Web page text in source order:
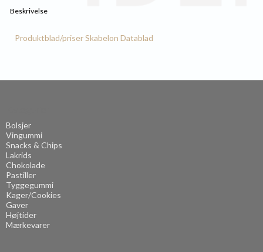
Beskrivelse
Produktblad/priserSkabelon Datablad
Bolsjer
Vingummi
Snacks & Chips
Lakrids
Chokolade
Pastiller
Tyggegummi
Kager/Cookies
Gaver
Højtider
Mærkevarer